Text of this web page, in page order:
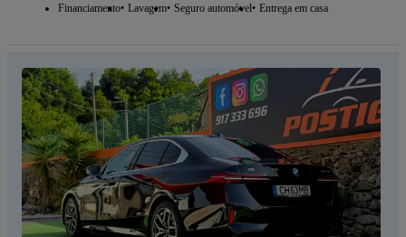
Financiamento Lavagem Seguro automóvel Entrega em casa